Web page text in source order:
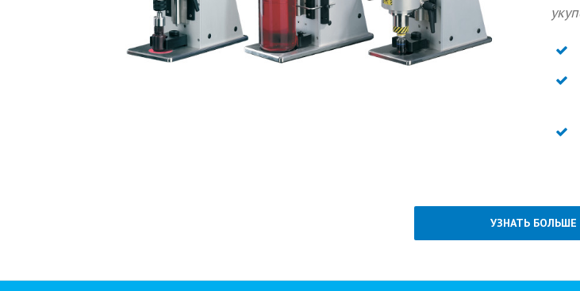
УЗНАТЬ БОЛЬШЕ